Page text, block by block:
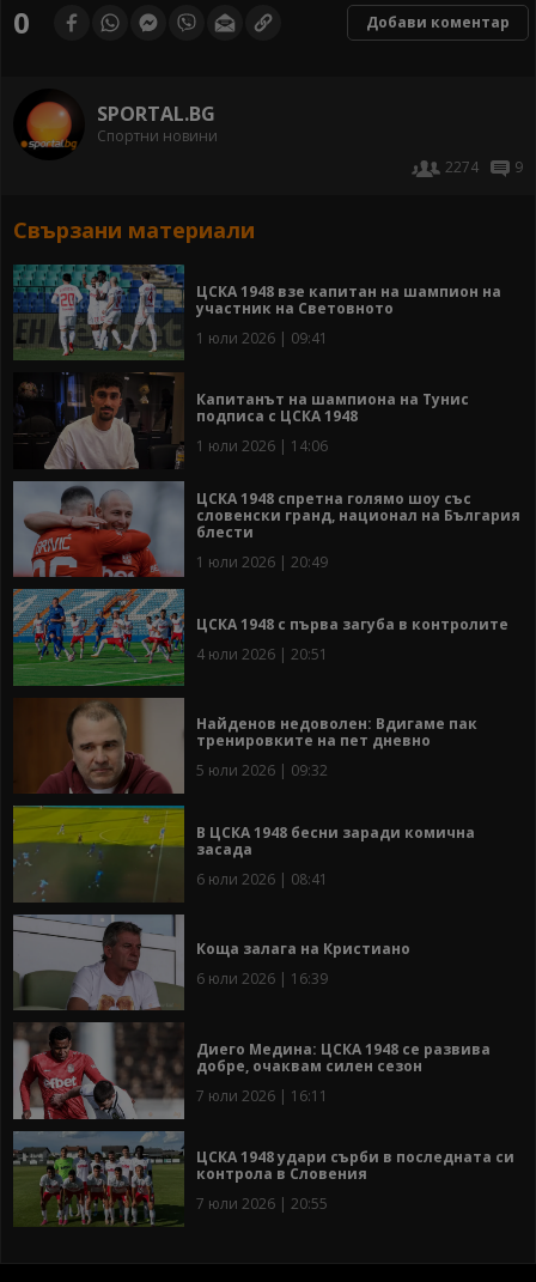
0 Добави коментар
SPORTAL.BG
Спортни новини
2274
9
Свързани материали
ЦСКА 1948 взе капитан на шампион на
участник на Световното
1 юли 2026 | 09:41
Капитанът на шампиона на Тунис
подписа с ЦСКА 1948
1 юли 2026 | 14:06
ЦСКА 1948 спретна голямо шоу със
словенски гранд, национал на България
блести
1 юли 2026 | 20:49
ЦСКА 1948 с първа загуба в контролите
4 юли 2026 | 20:51
Найденов недоволен: Вдигаме пак
тренировките на пет дневно
5 юли 2026 | 09:32
В ЦСКА 1948 бесни заради комична
засада
6 юли 2026 | 08:41
Коща залага на Кристиано
6 юли 2026 | 16:39
Диего Медина: ЦСКА 1948 се развива
добре, очаквам силен сезон
7 юли 2026 | 16:11
ЦСКА 1948 удари сърби в последната си
контрола в Словения
7 юли 2026 | 20:55